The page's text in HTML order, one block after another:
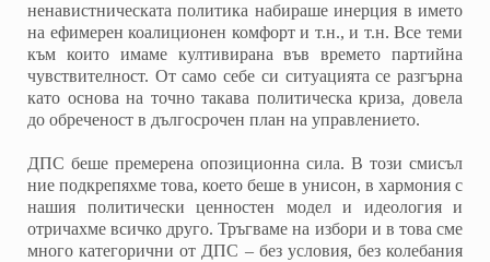
ненавистническата политика набираше инерция в името
на ефимерен коалиционен комфорт и т.н., и т.н. Все теми
към които имаме култивирана във времето партийна
чувствителност. От само себе си ситуацията се разгърна
като основа на точно такава политическа криза, довела
до обреченост в дългосрочен план на управлението.
ДПС беше премерена опозиционна сила. В този смисъл
ние подкрепяхме това, което беше в унисон, в хармония с
нашия политически ценностен модел и идеология и
отричахме всичко друго. Тръгваме на избори и в това сме
много категорични от ДПС – без условия, без колебания